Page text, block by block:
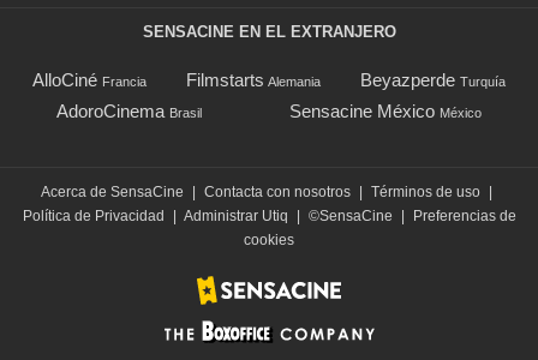
SENSACINE EN EL EXTRANJERO
AlloCiné Francia Filmstarts Alemania Beyazperde Turquía
AdoroCinema Brasil Sensacine México México
Acerca de SensaCine Contacta con nosotros Términos de uso
Política de Privacidad
Administrar Utiq ©SensaCine
Preferencias de
cookies